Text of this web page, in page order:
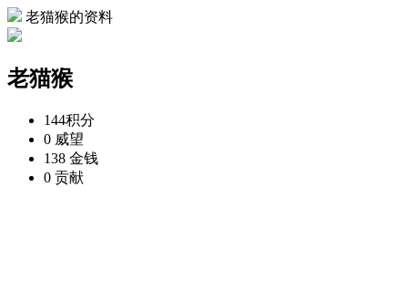
老猫猴的资料
老猫猴
144积分
0 威望
138 金钱
0 贡献